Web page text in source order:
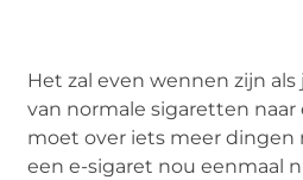
Het zal even wennen zijn
van normale sigaretten naar
moet over iets meer dingen
een e-sigaret nou eenmaal